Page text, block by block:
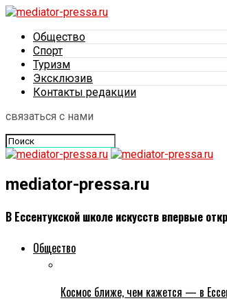
Общество
Спорт
Туризм
Эксклюзив
Контакты редакции
связаться с нами
mediator-pressa.ru
В Ессентукской школе искусств впервые
Общество
Космос ближе, чем кажется — в